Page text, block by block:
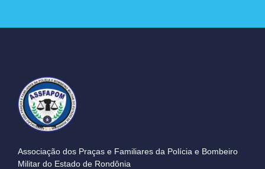
Associação dos Praças e Familiares da Polícia e Bombeiro
Militar do Estado de Rondônia